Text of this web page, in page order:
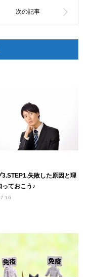
3.STEP1.失敗した原因と理
っておこう♪